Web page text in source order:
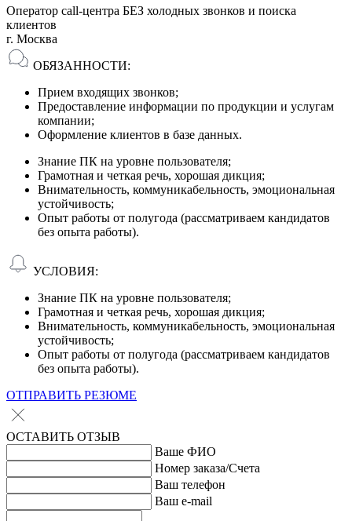
Оператор call-центра БЕЗ холодных звонков и поиска
клиентов
г. Москва
ОБЯЗАННОСТИ:
Прием входящих звонков;
Предоставление информации по продукции и услугам
компании;
Оформление клиентов в базе данных.
Знание ПК на уровне пользователя;
Грамотная и четкая речь, хорошая дикция;
Внимательность, коммуникабельность, эмоциональная
устойчивость;
Опыт работы от полугода (рассматриваем кандидатов
без опыта работы).
УСЛОВИЯ:
Знание ПК на уровне пользователя;
Грамотная и четкая речь, хорошая дикция;
Внимательность, коммуникабельность, эмоциональная
устойчивость;
Опыт работы от полугода (рассматриваем кандидатов
без опыта работы).
ОТПРАВИТЬ РЕЗЮМЕ
ОСТАВИТЬ ОТЗЫВ
Ваше ФИО
Номер заказа/Счета
Ваш телефон
Ваш e-mail